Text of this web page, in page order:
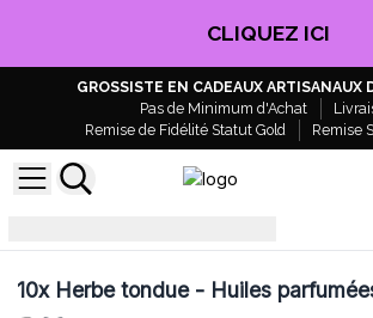
CLIQUEZ ICI
GROSSISTE EN CADEAUX ARTISANAUX
Pas de Minimum d'Achat
Remise de Fidélité Statut Gold
Remise
10xHerbe tondue - Huiles